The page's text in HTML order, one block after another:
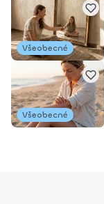
Všeobecné
Všeobecné